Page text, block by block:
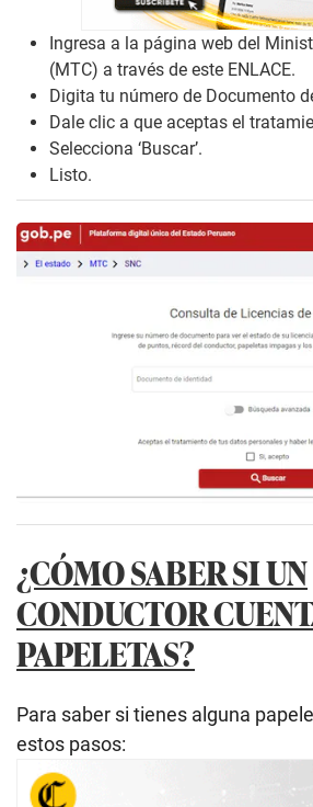
Ingresa a la página web del
(MTC) a través de este ENLACE.
Digita tu número de Documento
Dale clic a que aceptas el
Selecciona ‘Buscar’.
Listo.
¿CÓMO SABER SI UN
CONDUCTOR
PAPELETAS?
Para saber si tienes alguna
estos pasos: